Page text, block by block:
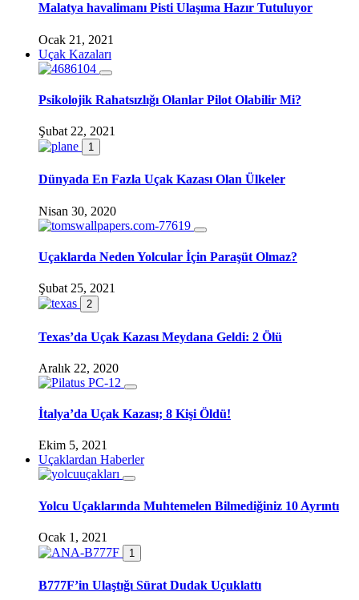
Malatya havalimanı Pisti Ulaşıma Hazır Tutuluyor
Ocak 21, 2021
Uçak Kazaları
Psikolojik Rahatsızlığı Olanlar Pilot Olabilir Mi?
Şubat 22, 2021
1
Dünyada En Fazla Uçak Kazası Olan Ülkeler
Nisan 30, 2020
Uçaklarda Neden Yolcular İçin Paraşüt Olmaz?
Şubat 25, 2021
2
Texas’da Uçak Kazası Meydana Geldi: 2 Ölü
Aralık 22, 2020
İtalya’da Uçak Kazası; 8 Kişi Öldü!
Ekim 5, 2021
Uçaklardan Haberler
Yolcu Uçaklarında Muhtemelen Bilmediğiniz 10 Ayrıntı
Ocak 1, 2021
1
B777F’in Ulaştığı Sürat Dudak Uçuklattı